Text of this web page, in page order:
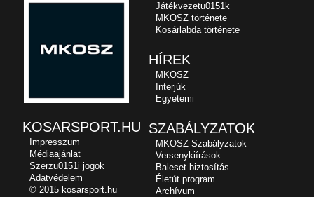
Játékvezetu0151k
MKOSZ története
Kosárlabda története
HÍREK
MKOSZ
Interjúk
Egyetemi
SZABÁLYZATOK
MKOSZ Szabályzatok
Versenykiírások
Baleset biztosítás
Életút program
Archívum
KOSARSPORT.HU
Impresszum
Médiaajánlat
Szerzu0151i jogok
Adatvédelem
© 2015 kosarsport.hu